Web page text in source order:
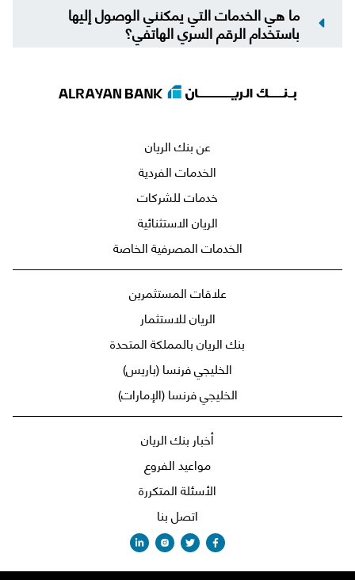
ما هي الخدمات التي يمكنني الوصول إليها
باستخدام الرقم السري الهاتفي؟
أخبار بنك الريان
مواعيد الفروع
الأسئلة المتكررة
اتصل بنا
علاقات المستثمرين
الريان للاستثمار
بنك الريان بالمملكة المتحدة
الخليجي فرنسا (باريس)
الخليجي فرنسا (الإمارات)
عن بنك الريان
الخدمات الفردية
خدمات للشركات
الريان الاستثنائية
الخدمات المصرفية الخاصة